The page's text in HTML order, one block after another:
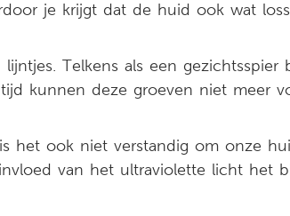
je krijgt dat de huid ook wat
Telkens als een gezichtsspier
kunnen deze groeven niet meer
het ook niet verstandig om onze
van het ultraviolette licht het